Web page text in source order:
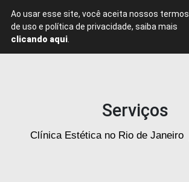
Clínica
de
Estética
Serviços
Clínica Estética no Rio de Janeiro
Ao usar esse site, você aceita nossos termos
de uso e política de privacidade, saiba mais
clicando aqui